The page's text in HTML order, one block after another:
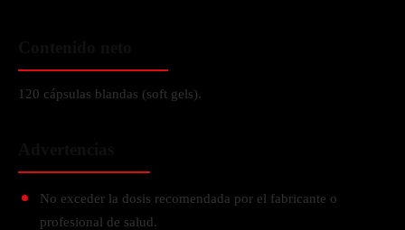
120 cápsulas blandas (soft gels).
No exceder la dosis recomendada por el fabricante o
profesional de salud.